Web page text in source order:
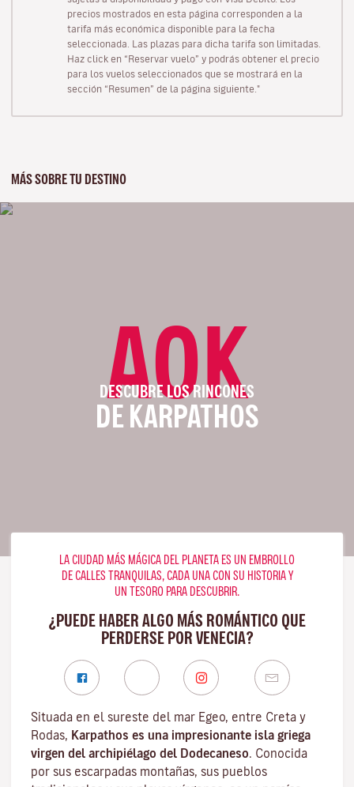
precios mostrados en esta página corresponden a la
tarifa más económica disponible para la fecha
seleccionada. Las plazas para dicha tarifa son limitadas.
Haz click en “Reservar vuelo” y podrás obtener el precio
para los vuelos seleccionados que se mostrará en la
sección “Resumen” de la página siguiente."
MÁS SOBRE TU DESTINO
AOK
DESCUBRE LOS RINCONES
DE KARPATHOS
LA CIUDAD MÁS MÁGICA DEL PLANETA ES UN EMBROLLO
DE CALLES TRANQUILAS, CADA UNA CON SU HISTORIA Y
UN TESORO PARA DESCUBRIR.
¿PUEDE HABER ALGO MÁS ROMÁNTICO QUE
PERDERSE POR VENECIA?
Situada en el sureste del mar Egeo, entre Creta y
Rodas, Karpathos es una impresionante isla griega
virgen del archipiélago del Dodecaneso. Conocida
por sus escarpadas montañas, sus pueblos